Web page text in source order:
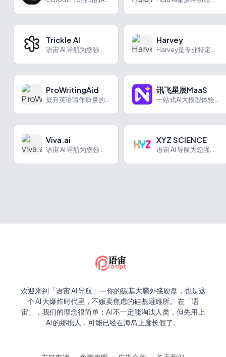
Trickle AI Harvey
ProWritingAid 讯飞星辰MaaS
Viva.ai XYZ SCIENCE
欢迎来到「语宙 AI 导航」— 你的碳基大脑外接硬盘，也是这
个 AI 大爆炸时代里，不贩卖焦虑的硅基避难所。 在「语
宙」，我们的理念很简单：AI 不一定能淘汰人类，但先用上
AI 的那批人，可能已经在海岛上度长假了。